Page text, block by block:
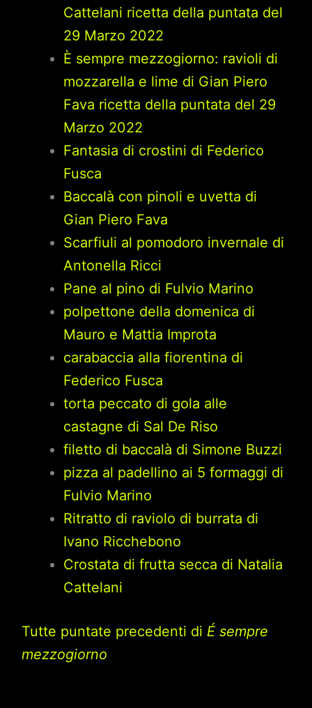
Cattelani ricetta della puntata del
29 Marzo 2022
È sempre mezzogiorno: ravioli di
mozzarella e lime di Gian Piero
Fava ricetta della puntata del 29
Marzo 2022
Fantasia di crostini di Federico
Fusca
Baccalà con pinoli e uvetta di
Gian Piero Fava
Scarfiuli al pomodoro invernale di
Antonella Ricci
Pane al pino di Fulvio Marino
polpettone della domenica di
Mauro e Mattia Improta
carabaccia alla fiorentina di
Federico Fusca
torta peccato di gola alle
castagne di Sal De Riso
filetto di baccalà di Simone Buzzi
pizza al padellino ai 5 formaggi di
Fulvio Marino
Ritratto di raviolo di burrata di
Ivano Ricchebono
Crostata di frutta secca di Natalia
Cattelani
Tutte puntate precedenti di É sempre
mezzogiorno